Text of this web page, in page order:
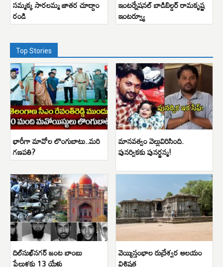
సమ్మక్క సారలమ్మ జాతర చూద్దాం
రండి
ఇంటర్నేషనల్ బాడిబిల్డర్ రామకృష్ణ
ఇంటర్వ్యూ
Top Stories
భారీగా మావోల లొంగుబాటు..మరి
గణపతి?
మానవత్వం వెల్లువిరిసింది.
పునర్వికకు పునర్జన్మ!
దిల్‌సుఖ్‌నగర్ జంట బాంబు
పేలుళ్లకు 13 యేళ్లు
వెయ్యిస్తంభాల రుద్రేశ్వర ఆలయం
విశిష్టత